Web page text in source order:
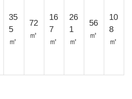
35
5
㎡
72
㎡
16
7
㎡
26
1
㎡
56
㎡
10
8
㎡